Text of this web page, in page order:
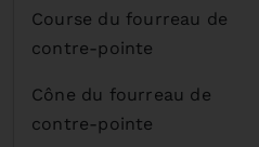
Course du fourreau de
contre-pointe
Cône du fourreau de
contre-pointe